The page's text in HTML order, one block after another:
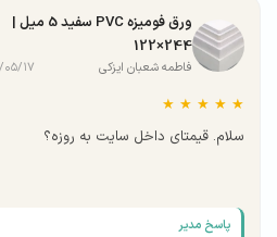
ورق فومیزه PVC سفید 5 میل |
244×122
فاطمه شعبان ایزکی ۱۴۰۵/
★
★
★
★
★
سلام. قیمتای داخل سایت به روزه؟
پاسخ مدیر